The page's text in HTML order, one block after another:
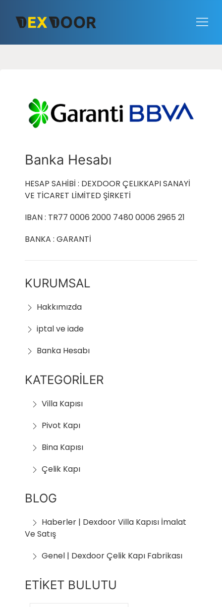
Banka Hesabı
HESAP SAHİBİ : DEXDOOR ÇELIKKAPI SANAYİ
VE TİCARET LİMİTED ŞİRKETİ
IBAN : TR77 0006 2000 7480 0006 2965 21
BANKA : GARANTİ
KURUMSAL
Hakkımızda
iptal ve iade
Banka Hesabı
KATEGORİLER
Villa Kapısı
Pivot Kapı
Bina Kapısı
Çelik Kapı
BLOG
Haberler | Dexdoor Villa Kapısı İmalat
Ve Satış
Genel | Dexdoor Çelik Kapı Fabrikası
ETİKET BULUTU